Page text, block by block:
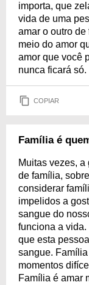
importa, que
vida de uma
amar o outro
meio do amor
amor que você
nunca ficará só.
COPIAR
Família é
Muitas vezes,
de família,
considerar
impelidos a
sangue do
funciona a
que esta
sangue.
momentos
Família é amar